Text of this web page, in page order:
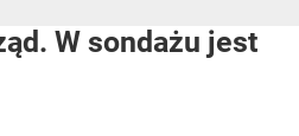
W sondażu jest